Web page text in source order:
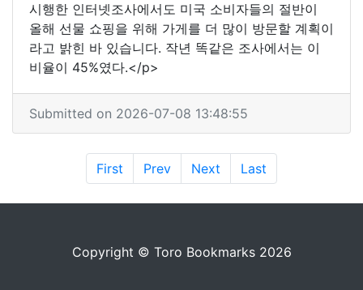
시행한 인터넷조사에서도 미국 소비자들의 절반이
올해 선물 쇼핑을 위해 가게를 더 많이 방문할 계획이
라고 밝힌 바 있습니다. 작년 똑같은 조사에서는 이
비율이 45%였다.</p>
Submitted on 2026-07-08 13:48:55
First Prev Next Last
Copyright © Toro Bookmarks 2026